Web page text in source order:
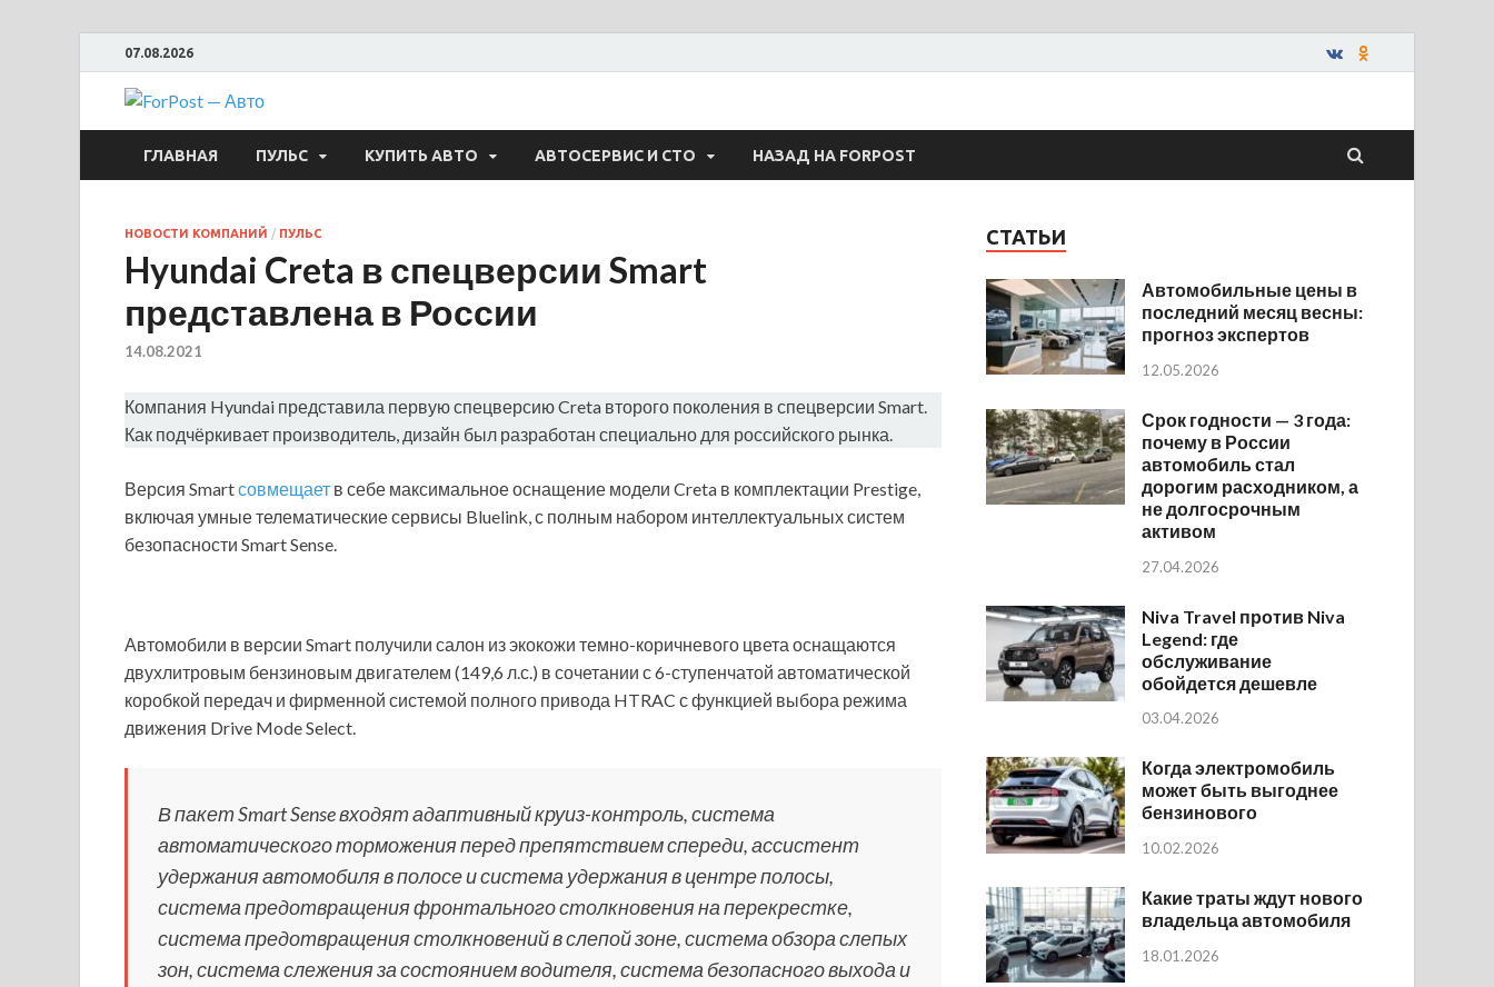
07.08.2026
ForPost — Авто
ГЛАВНАЯ ПУЛЬС КУПИТЬ АВТО АВТОСЕРВИС И СТО НАЗАД НА FORPOST
НОВОСТИ КОМПАНИЙ / ПУЛЬС
Hyundai Creta в спецверсии Smart
представлена в России
14.08.2021
Компания Hyundai представила первую спецверсию Creta второго поколения в спецверсии Smart.
Как подчёркивает производитель, дизайн был разработан специально для российского рынка.
Версия Smartсовмещает в себе максимальное оснащение модели Creta в комплектации Prestige,
включая умные телематические сервисы Bluelink, с полным набором интеллектуальных систем
безопасности Smart Sense.
Автомобили в версии Smart получили салон из экокожи темно-коричневого цвета оснащаются
двухлитровым бензиновым двигателем (149,6 л.с.) в сочетании с 6-ступенчатой автоматической
коробкой передач и фирменной системой полного привода HTRAC с функцией выбора режима
движения Drive Mode Select.
В пакет Smart Sense входят адаптивный круиз-контроль, система
автоматического торможения перед препятствием спереди, ассистент
удержания автомобиля в полосе и система удержания в центре полосы,
система предотвращения фронтального столкновения на перекрестке,
система предотвращения столкновений в слепой зоне, система обзора слепых
зон, система слежения за состоянием водителя, система безопасного выхода и
СТАТЬИ
Автомобильные цены в
последний месяц весны:
прогноз экспертов
12.05.2026
Срок годности — 3 года:
почему в России
автомобиль стал
дорогим расходником, а
не долгосрочным
активом
27.04.2026
Niva Travel против Niva
Legend: где
обслуживание
обойдется дешевле
03.04.2026
Когда электромобиль
может быть выгоднее
бензинового
10.02.2026
Какие траты ждут нового
владельца автомобиля
18.01.2026